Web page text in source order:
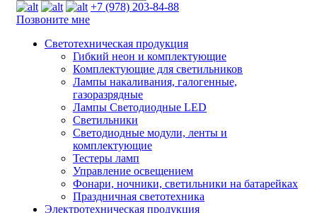
+7 (978) 203-84-88
Позвоните мне
Светотехническая продукция
Гибкий неон и комплектующие
Комплектующие для светильников
Лампы накаливания, галогенные,
газоразрядные
Лампы Светодиодные LED
Светильники
Светодиодные модули, ленты и
комплектующие
Тестеры ламп
Управление освещением
Фонари, ночники, светильники на батарейках
Праздничная светотехника
Электротехническая продукция